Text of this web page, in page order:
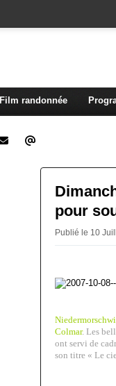
Film randonnée
pour
Publié le 10
Colmar. Les
ont servi de
son titre « Le